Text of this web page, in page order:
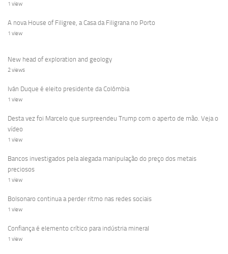
1 view
A nova House of Filigree, a Casa da Filigrana no Porto
1 view
New head of exploration and geology
2 views
Iván Duque é eleito presidente da Colômbia
1 view
Desta vez foi Marcelo que surpreendeu Trump com o aperto de mão. Veja o
vídeo
1 view
Bancos investigados pela alegada manipulação do preço dos metais
preciosos
1 view
Bolsonaro continua a perder ritmo nas redes sociais
1 view
Confiança é elemento crítico para indústria mineral
1 view